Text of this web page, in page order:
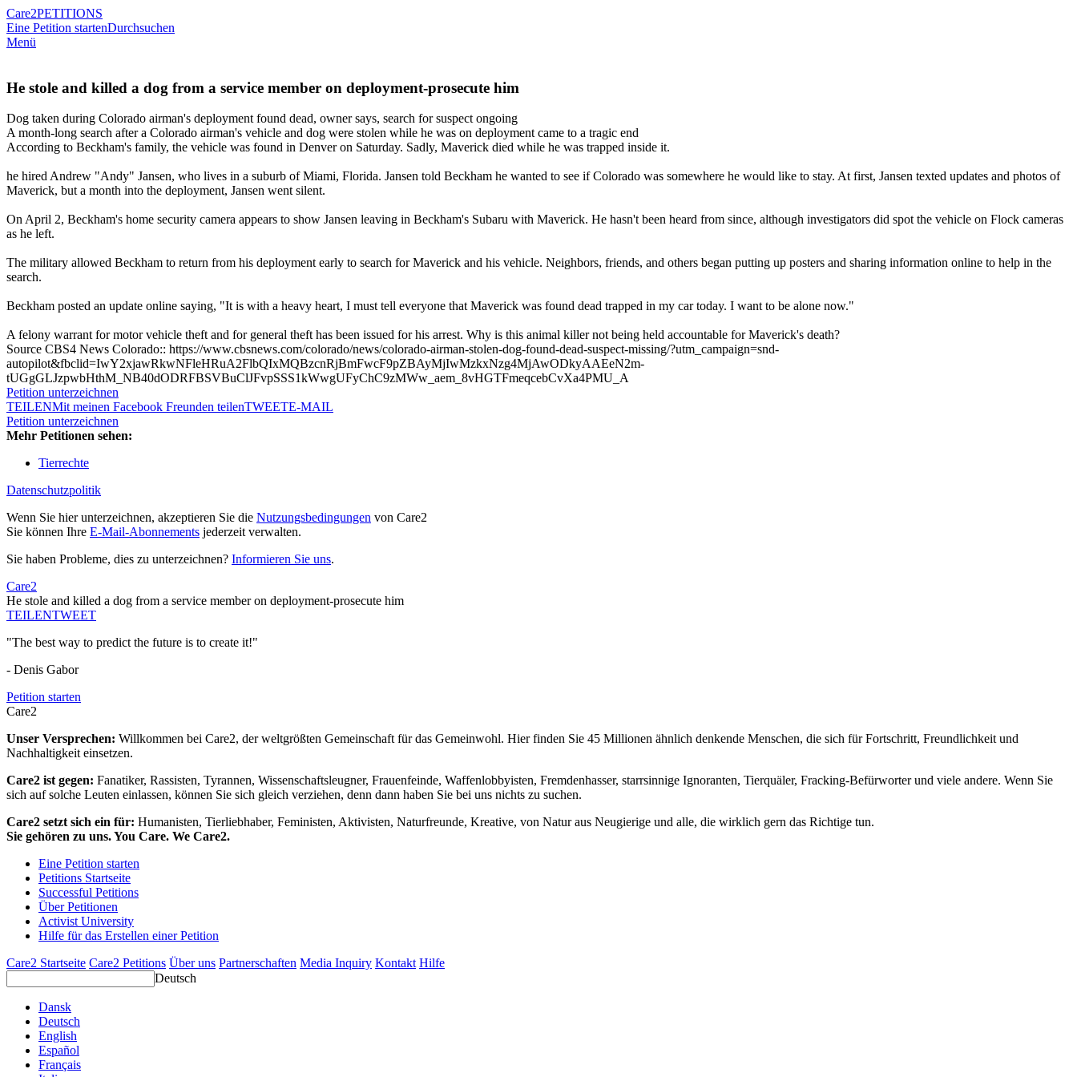
Care2PETITIONS
Eine Petition startenDurchsuchen
Menü
He stole and killed a dog from a service member on deployment-prosecute him
Dog taken during Colorado airman's deployment found dead, owner says, search for suspect ongoing
A month-long search after a Colorado airman's vehicle and dog were stolen while he was on deployment came to a tragic end
According to Beckham's family, the vehicle was found in Denver on Saturday. Sadly, Maverick died while he was trapped inside it.
he hired Andrew "Andy" Jansen, who lives in a suburb of Miami, Florida. Jansen told Beckham he wanted to see if Colorado was somewhere he would like to stay. At first, Jansen texted updates and photos of
Maverick, but a month into the deployment, Jansen went silent.
On April 2, Beckham's home security camera appears to show Jansen leaving in Beckham's Subaru with Maverick. He hasn't been heard from since, although investigators did spot the vehicle on Flock cameras
as he left.
The military allowed Beckham to return from his deployment early to search for Maverick and his vehicle. Neighbors, friends, and others began putting up posters and sharing information online to help in the
search.
Beckham posted an update online saying, "It is with a heavy heart, I must tell everyone that Maverick was found dead trapped in my car today. I want to be alone now."
A felony warrant for motor vehicle theft and for general theft has been issued for his arrest. Why is this animal killer not being held accountable for Maverick's death?
Source CBS4 News Colorado:: https://www.cbsnews.com/colorado/news/colorado-airman-stolen-dog-found-dead-suspect-missing/?utm_campaign=snd-
autopilot&fbclid=IwY2xjawRkwNFleHRuA2FlbQIxMQBzcnRjBmFwcF9pZBAyMjIwMzkxNzg4MjAwODkyAAEeN2m-
tUGgGLJzpwbHthM_NB40dODRFBSVBuClJFvpSSS1kWwgUFyChC9zMWw_aem_8vHGTFmeqcebCvXa4PMU_A
Petition unterzeichnen
TEILENMit meinen Facebook Freunden teilenTWEETE-MAIL
Petition unterzeichnen
Mehr Petitionen sehen:
Tierrechte
Datenschutzpolitik
Wenn Sie hier unterzeichnen, akzeptieren Sie die Nutzungsbedingungen von Care2
Sie können Ihre E-Mail-Abonnements jederzeit verwalten.
Sie haben Probleme, dies zu unterzeichnen? Informieren Sie uns.
Care2
He stole and killed a dog from a service member on deployment-prosecute him
TEILENTWEET
"The best way to predict the future is to create it!"
- Denis Gabor
Petition starten
Care2
Unser Versprechen: Willkommen bei Care2, der weltgrößten Gemeinschaft für das Gemeinwohl. Hier finden Sie 45 Millionen ähnlich denkende Menschen, die sich für Fortschritt, Freundlichkeit und
Nachhaltigkeit einsetzen.
Care2 ist gegen: Fanatiker, Rassisten, Tyrannen, Wissenschaftsleugner, Frauenfeinde, Waffenlobbyisten, Fremdenhasser, starrsinnige Ignoranten, Tierquäler, Fracking-Befürworter und viele andere. Wenn Sie
sich auf solche Leuten einlassen, können Sie sich gleich verziehen, denn dann haben Sie bei uns nichts zu suchen.
Care2 setzt sich ein für: Humanisten, Tierliebhaber, Feministen, Aktivisten, Naturfreunde, Kreative, von Natur aus Neugierige und alle, die wirklich gern das Richtige tun.
Sie gehören zu uns. You Care. We Care2.
Eine Petition starten
Petitions Startseite
Successful Petitions
Über Petitionen
Activist University
Hilfe für das Erstellen einer Petition
Care2 Startseite Care2 Petitions Über uns Partnerschaften Media Inquiry Kontakt Hilfe
Deutsch
Dansk
Deutsch
English
Español
Français